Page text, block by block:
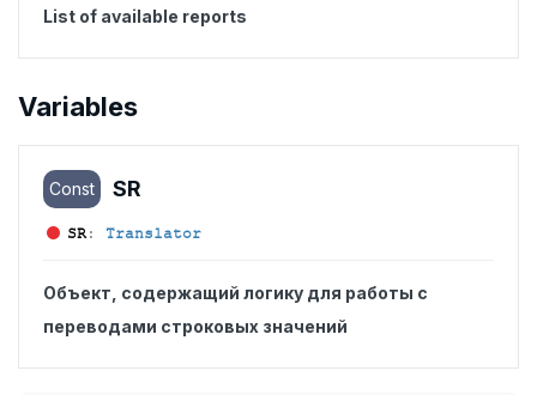
List of available reports
Variables
Const SR
SR: Translator
Объект, содержащий логику для работы с
переводами строковых значений